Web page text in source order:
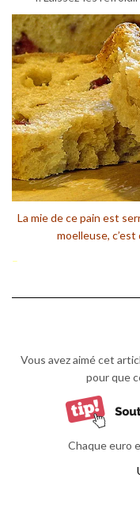
La mie de ce pain est
moelleuse,
–
Vous avez aimé cet
pour que
Chaque euro